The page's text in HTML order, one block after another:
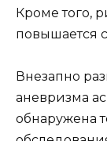
Кроме того,
повышается
Внезапно
аневризма
обнаружена